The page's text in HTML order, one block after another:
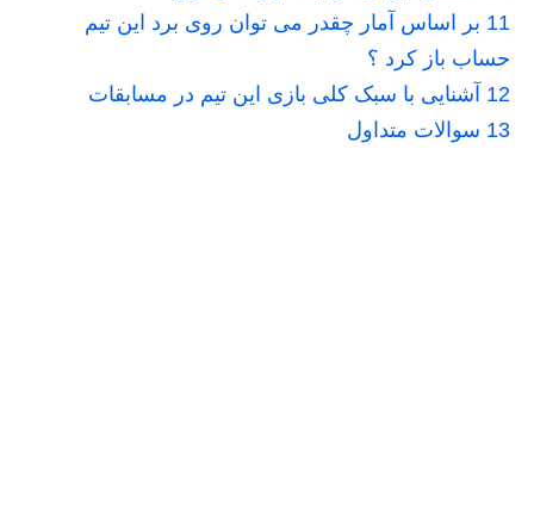
11 بر اساس آمار چقدر می توان روی برد این تیم
حساب باز کرد ؟
12 آشنایی با سبک کلی بازی این تیم در مسابقات
13 سوالات متداول